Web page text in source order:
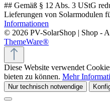
## Gemäß § 12 Abs. 3 UStG
Lieferungen von Solarmodulen
Informationen
© 2026 PV-SolarShop | Shop -
ThemeWare®
Diese Website verwendet
bieten zu können. Mehr
Nur technisch notwendige